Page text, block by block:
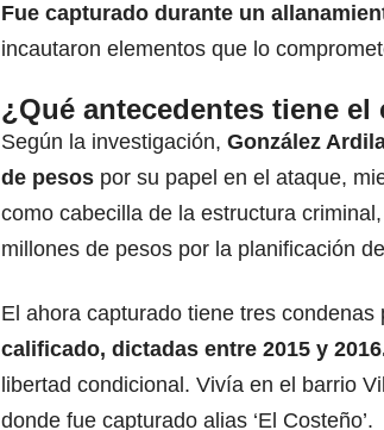
Fue capturado durante un
incautaron elementos que lo
¿Qué antecedentes tiene
Según la investigación, González
de pesos por su papel en el ataque,
como cabecilla de la estructura
millones de pesos por la planificación
El ahora capturado tiene tres condenas
calificado, dictadas entre 2015 y
libertad condicional. Vivía en el barrio
donde fue capturado alias ‘El Costeño’.